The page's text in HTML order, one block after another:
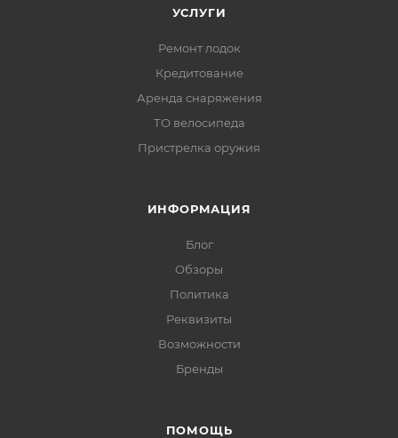
УСЛУГИ
Ремонт лодок
Кредитование
Аренда снаряжения
ТО велосипеда
Пристрелка оружия
ИНФОРМАЦИЯ
Блог
Обзоры
Политика
Реквизиты
Возможности
Бренды
ПОМОЩЬ